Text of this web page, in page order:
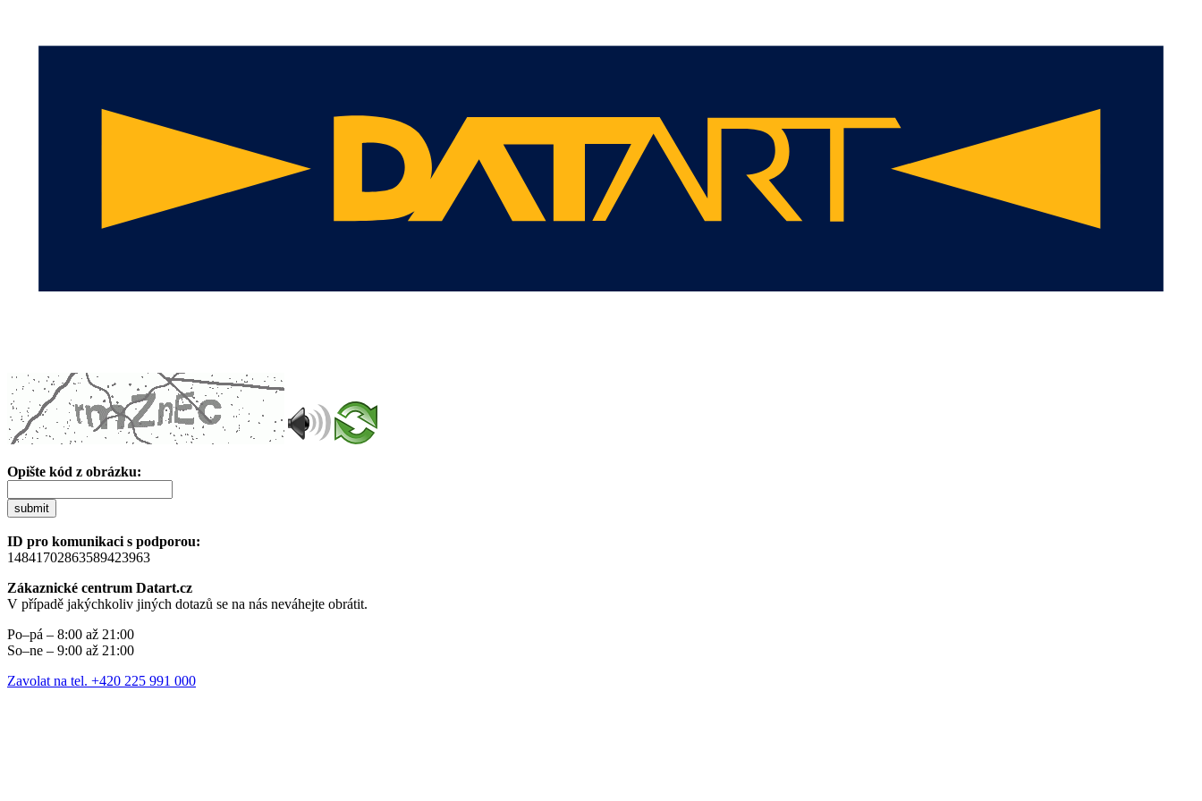
Opište kód z obrázku:
submit
ID pro komunikaci s podporou:
14841702863589423963
Zákaznické centrum Datart.cz
V případě jakýchkoliv jiných dotazů se na nás neváhejte obrátit.
Po–pá – 8:00 až 21:00
So–ne – 9:00 až 21:00
Zavolat na tel. +420 225 991 000